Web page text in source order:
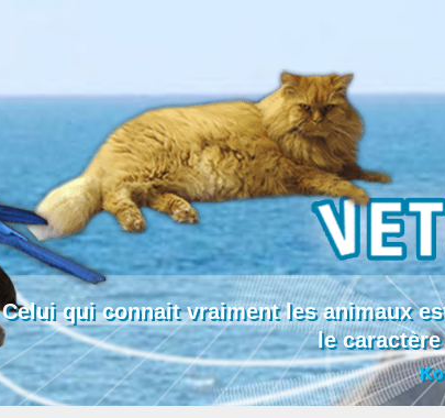
Celui qui connait vraiment les animaux
le